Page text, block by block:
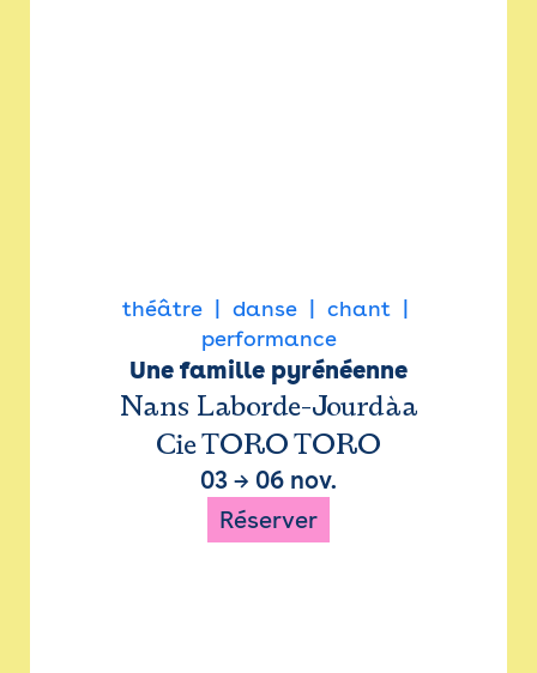
théâtre danse
chant
performance
Une famille pyrénéenne
Nans Laborde-Jourdàa
Cie TORO TORO
03 → 06 nov.
Réserver